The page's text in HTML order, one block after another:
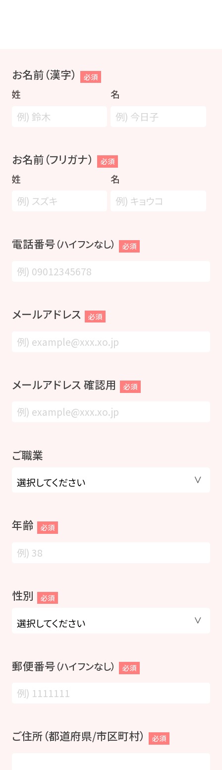
お名前（漢字） 必須
姓 名
お名前（フリガナ） 必須
姓 名
電話番号（ハイフンなし） 必須
メールアドレス 必須
メールアドレス 確認用 必須
ご職業
年齢 必須
性別 必須
郵便番号（ハイフンなし） 必須
ご住所（都道府県/市区町村） 必須